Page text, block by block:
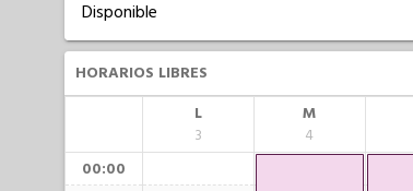
Disponible
HORARIOS LIBRES
L
3
M
4
00:00